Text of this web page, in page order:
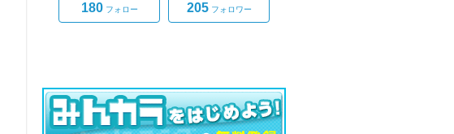
180フォロー 205フォロワー